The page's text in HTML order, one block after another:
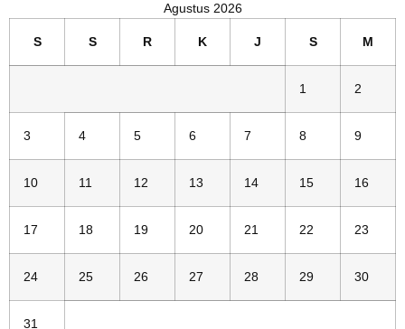
Agustus 2026
S S R K J S M
1 2
3 4 5 6 7 8 9
10 11 12 13 14 15 16
17 18 19 20 21 22 23
24 25 26 27 28 29 30
31